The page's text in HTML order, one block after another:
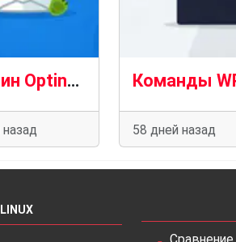
Плагин OptinMonster для WordPress взломан в результате атаки на цепочку поставок CDN
58 дней назад
LINUX